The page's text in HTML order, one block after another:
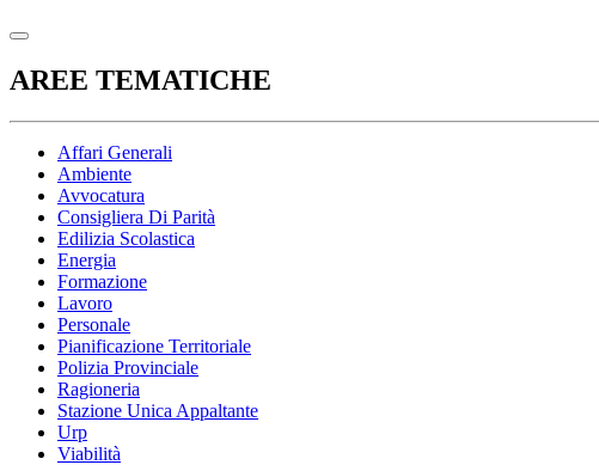
AREE TEMATICHE
Affari Generali
Ambiente
Avvocatura
Consigliera Di Parità
Edilizia Scolastica
Energia
Formazione
Lavoro
Personale
Pianificazione Territoriale
Polizia Provinciale
Ragioneria
Stazione Unica Appaltante
Urp
Viabilità